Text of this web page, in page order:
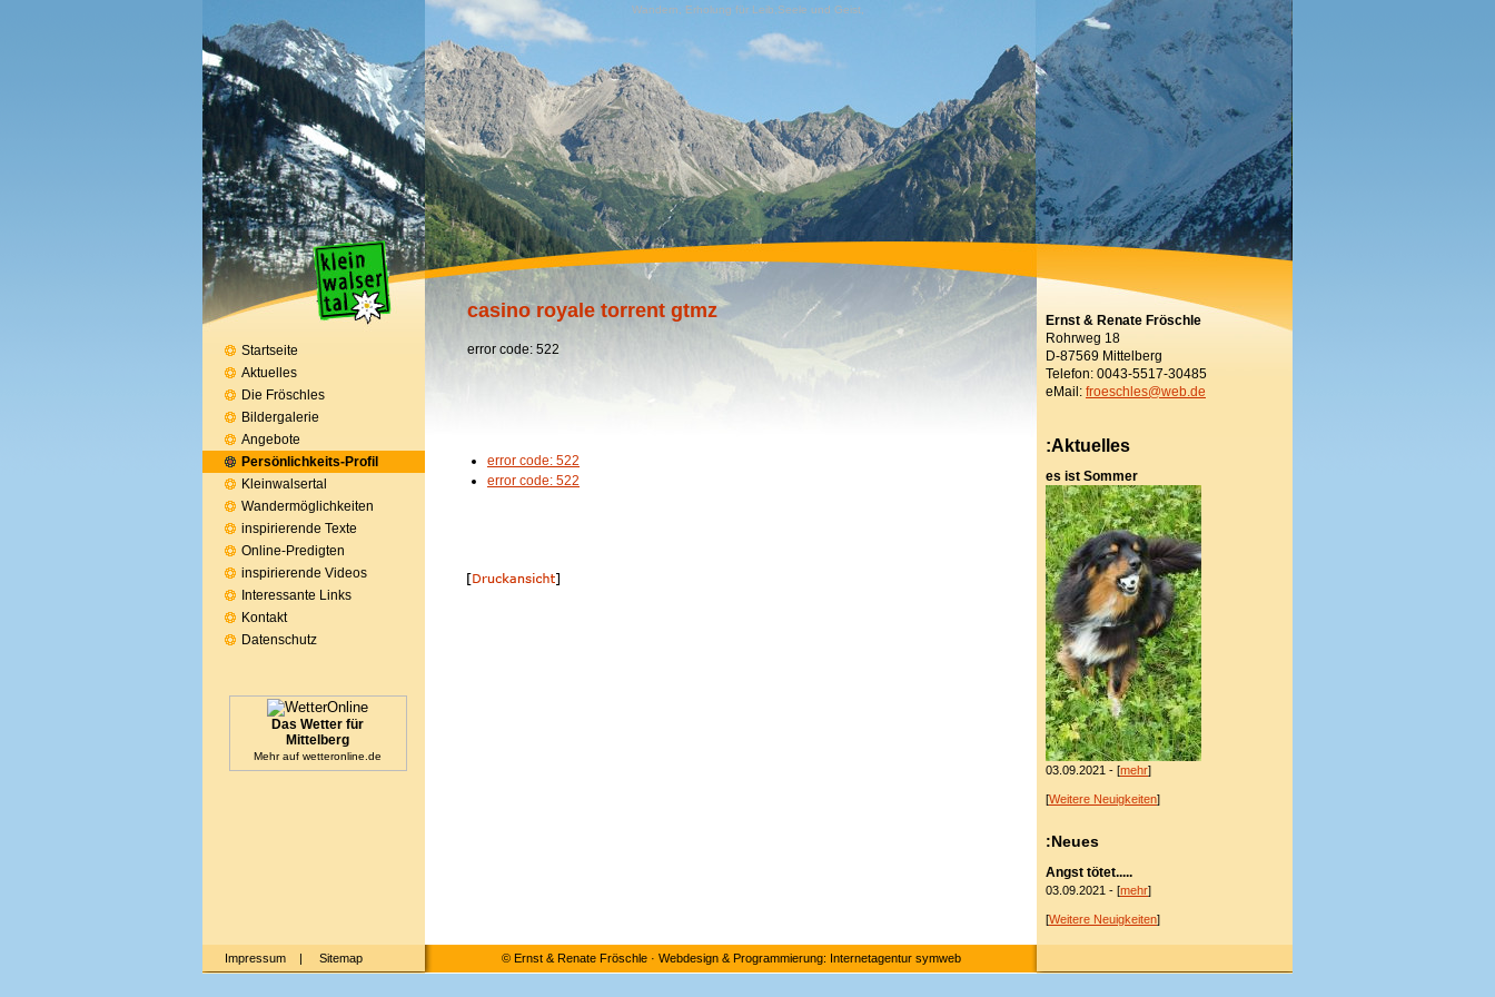
Wandern, Erholung für Leib,Seele und Geist,
casino royale torrent gtmz
error code: 522
error code: 522
error code: 522
Startseite
Aktuelles
Die Fröschles
Bildergalerie
Angebote
Persönlichkeits-Profil
Kleinwalsertal
Wandermöglichkeiten
inspirierende Texte
Online-Predigten
inspirierende Videos
Interessante Links
Kontakt
Datenschutz
Das Wetter für
Mittelberg
Mehr auf wetteronline.de
Ernst & Renate Fröschle
Rohrweg 18
D-87569 Mittelberg
Telefon: 0043-5517-30485
eMail: froeschles@web.de
:Aktuelles
es ist Sommer
03.09.2021 - [mehr]
[Weitere Neuigkeiten]
:Neues
Angst tötet.....
03.09.2021 - [mehr]
[Weitere Neuigkeiten]
Impressum | Sitemap © Ernst & Renate Fröschle· Webdesign & Programmierung: Internetagentur symweb